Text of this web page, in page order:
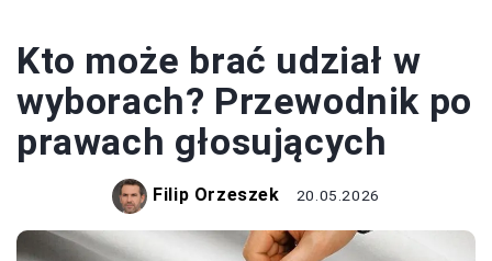
Kto może brać udział w
wyborach? Przewodnik po
prawach głosujących
Filip Orzeszek 20.05.2026